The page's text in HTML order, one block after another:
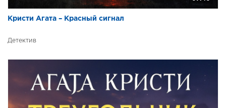
Кристи Агата – Красный сигнал
Детектив